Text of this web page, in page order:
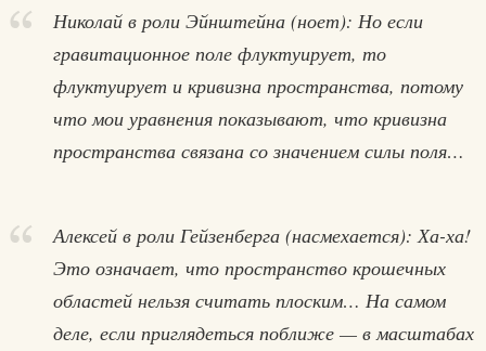
Николай в роли Эйнштейна (ноет): Но если
гравитационное поле флуктуирует, то
флуктуирует и кривизна пространства, потому
что мои уравнения показывают, что кривизна
пространства связана со значением силы поля…
Алексей в роли Гейзенберга (насмехается): Ха-ха!
Это означает, что пространство крошечных
областей нельзя считать плоским… На самом
деле, если приглядеться поближе — в масштабах